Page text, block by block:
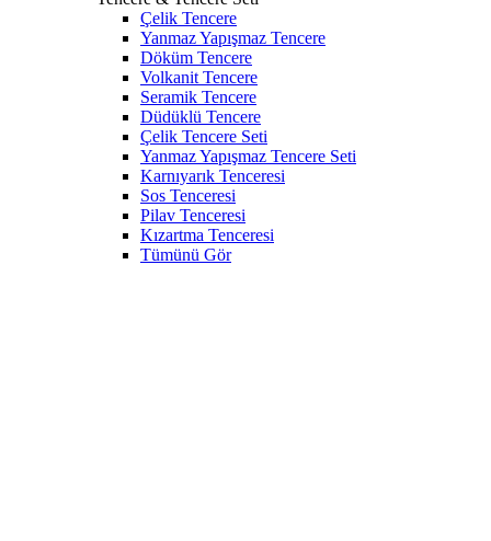
Çelik Tencere
Yanmaz Yapışmaz Tencere
Döküm Tencere
Volkanit Tencere
Seramik Tencere
Düdüklü Tencere
Çelik Tencere Seti
Yanmaz Yapışmaz Tencere Seti
Karnıyarık Tenceresi
Sos Tenceresi
Pilav Tenceresi
Kızartma Tenceresi
Tümünü Gör